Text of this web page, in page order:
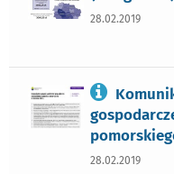
28.02.2019
28.02.2019